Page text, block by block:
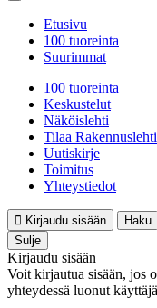
Etusivu
100 tuoreinta
Suurimmat
100 tuoreinta
Keskustelut
Näköislehti
Tilaa Rakennuslehti
Uutiskirje
Toimitus
Yhteystiedot
Kirjaudu sisään
Haku
Sulje
Kirjaudu sisään
Voit kirjautua sisään, jos
yhteydessä luonut